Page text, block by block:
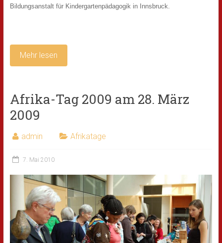
Bildungsanstalt für Kindergartenpädagogik in Innsbruck.
Mehr lesen
Afrika-Tag 2009 am 28. März
2009
admin Afrikatage
7. Mai 2010